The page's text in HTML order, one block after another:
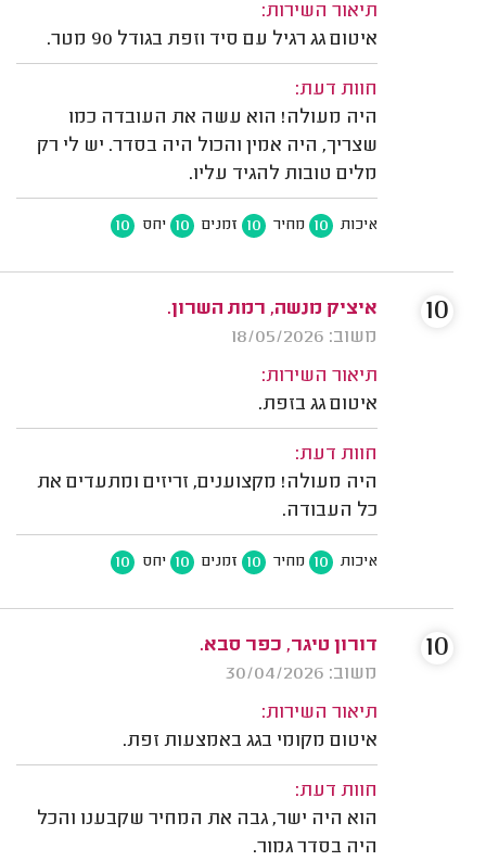
תיאור השירות:
איטום גג רגיל עם סיד וזפת בגודל 90 מטר.
חוות דעת:
היה מעולה! הוא עשה את העובדה כמו
שצריך, היה אמין והכול היה בסדר. יש לי רק
מלים טובות להגיד עליו.
איכות 10 מחיר 10 זמנים 10 יחס 10
איציק מנשה, רמת השרון.
משוב: 18/05/2026
תיאור השירות:
איטום גג בזפת.
חוות דעת:
היה מעולה! מקצוענים, זריזים ומתעדים את
כל העבודה.
איכות 10 מחיר 10 זמנים 10 יחס 10
10
דורון טיגר, כפר סבא.
משוב: 30/04/2026
תיאור השירות:
איטום מקומי בגג באמצעות זפת.
חוות דעת:
הוא היה ישר, גבה את המחיר שקבענו והכל
היה בסדר גמור.
10